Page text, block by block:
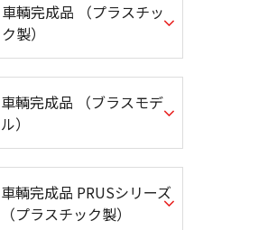
車輌完成品 （プラスチッ
ク製）
車輌完成品 （ブラスモデ
ル）
車輌完成品 PRUSシリーズ
（プラスチック製）